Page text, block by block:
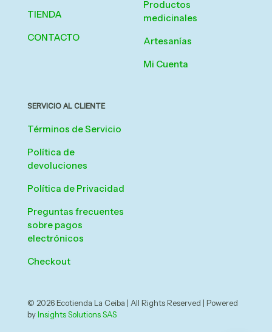
TIENDA
CONTACTO
Productos
medicinales
Artesanías
Mi Cuenta
SERVICIO AL CLIENTE
Términos de Servicio
Política de
devoluciones
Política de Privacidad
Preguntas frecuentes
sobre pagos
electrónicos
Checkout
© 2026 Ecotienda La Ceiba | All Rights Reserved | Powered
byInsights Solutions SAS